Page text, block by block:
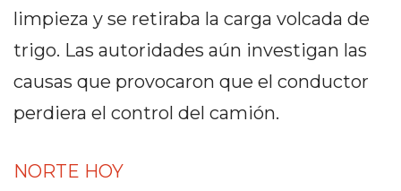
AYUDA
TÉRMINOS
CONDICIONES
DE
limpieza y se retiraba la carga volcada de
trigo. Las autoridades aún investigan las
causas que provocaron que el conductor
perdiera el control del camión.
NORTE HOY